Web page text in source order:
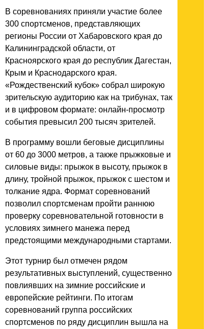
В соревнованиях приняли участие более
300 спортсменов, представляющих
регионы России от Хабаровского края до
Калининградской области, от
Красноярского края до республик Дагестан,
Крым и Краснодарского края.
«Рождественский кубок» собрал широкую
зрительскую аудиторию как на трибунах, так
и в цифровом формате: онлайн-просмотр
события превысил 200 тысяч зрителей.
В программу вошли беговые дисциплины
от 60 до 3000 метров, а также прыжковые и
силовые виды: прыжок в высоту, прыжок в
длину, тройной прыжок, прыжок с шестом и
толкание ядра. Формат соревнований
позволил спортсменам пройти раннюю
проверку соревновательной готовности в
условиях зимнего манежа перед
предстоящими международными стартами.
Этот турнир был отмечен рядом
результативных выступлений, существенно
повлиявших на зимние российские и
европейские рейтинги. По итогам
соревнований группа российских
спортсменов по ряду дисциплин вышла на